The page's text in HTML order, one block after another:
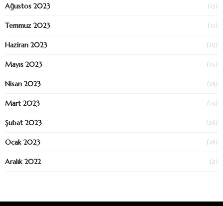
Ağustos 2023 (13)
Temmuz 2023 (15)
Haziran 2023 (10)
Mayıs 2023 (25)
Nisan 2023 (16)
Mart 2023 (19)
Şubat 2023 (26)
Ocak 2023 (76)
Aralık 2022 (2)